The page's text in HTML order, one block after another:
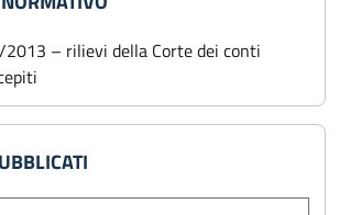
2013 – rilievi della Corte dei conti